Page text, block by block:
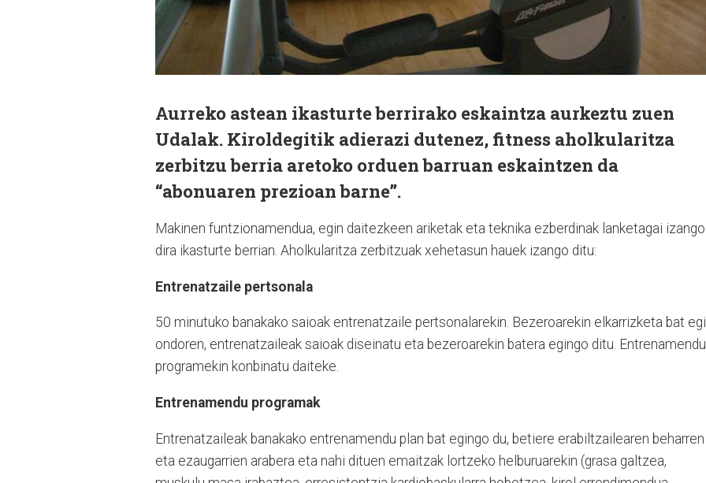
Aurreko astean ikasturte berrirako eskaintza aurkeztu zuen
Udalak. Kiroldegitik adierazi dutenez, fitness aholkularitza
zerbitzu berria aretoko orduen barruan eskaintzen da
“abonuaren prezioan barne”.
Makinen funtzionamendua, egin daitezkeen ariketak eta teknika ezberdinak lanketagai izango
dira ikasturte berrian. Aholkularitza zerbitzuak xehetasun hauek izango ditu:
Entrenatzaile pertsonala
50 minutuko banakako saioak entrenatzaile pertsonalarekin. Bezeroarekin elkarrizketa bat
ondoren, entrenatzaileak saioak diseinatu eta bezeroarekin batera egingo ditu. Entrenamendu
programekin konbinatu daiteke.
Entrenamendu programak
Entrenatzaileak banakako entrenamendu plan bat egingo du, betiere erabiltzailearen beharren
eta ezaugarrien arabera eta nahi dituen emaitzak lortzeko helburuarekin (grasa galtzea,